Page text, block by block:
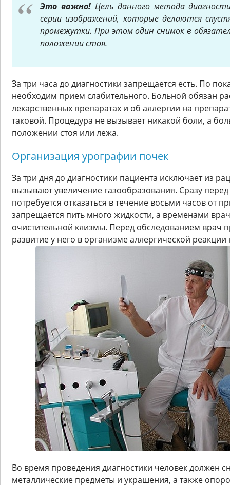
Это важно!Цель данного метода
серии изображений, которые делаются
промежутки. При этом один снимок в
положении стоя.
За три часа до диагностики запрещается есть. По
необходим прием слабительного. Больной обязан
лекарственных препаратах и об аллергии на
таковой. Процедура не вызывает никакой боли, а
положении стоя или лежа.
Организация урографии почек
За три дня до диагностики пациента исключает из
вызывают увеличение газообразования. Сразу
потребуется отказаться в течение восьми часов от
запрещается пить много жидкости, а временами
очистительной клизмы. Перед обследованием врач
развитие у него в организме аллергической реакции
Во время проведения диагностики человек должен
металлические предметы и украшения, а также